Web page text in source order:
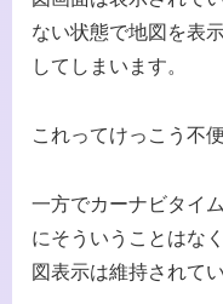
ない状態で地図を表
してしまいます。
これってけっこう不
一方でカーナビタイ
にそういうことはな
図表示は維持されてい